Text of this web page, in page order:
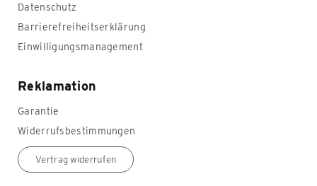
Datenschutz
Barrierefreiheitserklärung
Einwilligungsmanagement
Reklamation
Garantie
Widerrufsbestimmungen
Vertrag widerrufen